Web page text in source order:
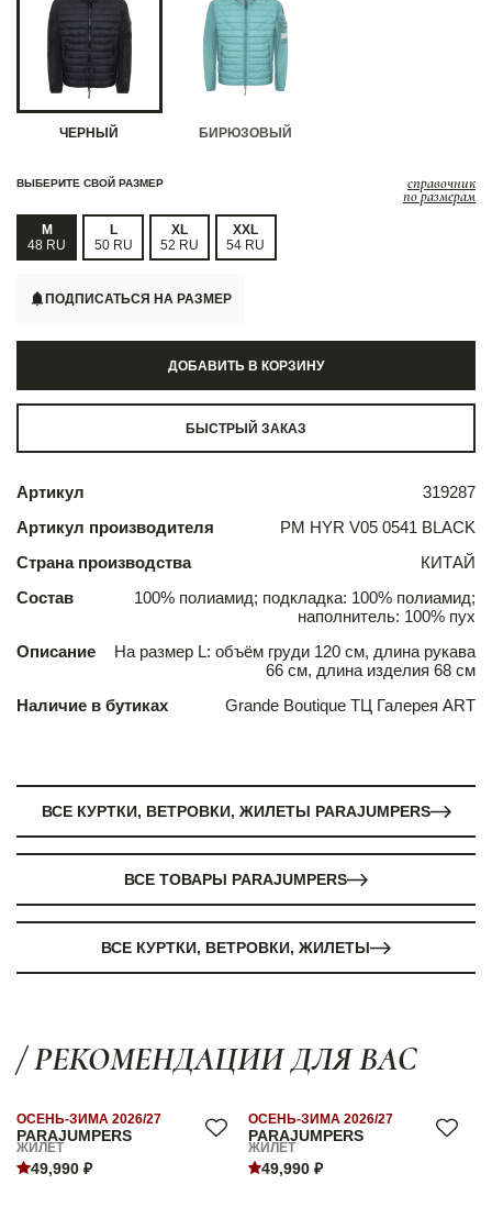
ЧЕРНЫЙ БИРЮЗОВЫЙ
ВЫБЕРИТЕ СВОЙ РАЗМЕР справочник
по размерам
M
48 RU
L
50 RU
XL
52 RU
XXL
54 RU
ПОДПИСАТЬСЯ НА РАЗМЕР
ДОБАВИТЬ В КОРЗИНУ
БЫСТРЫЙ ЗАКАЗ
Артикул
319287
Артикул производителя
PM HYR V05 0541 BLACK
Страна производства
КИТАЙ
Состав
100% полиамид; подкладка: 100% полиамид;
наполнитель: 100% пух
Описание
На размер L: объём груди 120 см, длина рукава
66 см, длина изделия 68 см
Наличие в бутиках
Grande Boutique ТЦ Галерея ART
ВСЕ КУРТКИ, ВЕТРОВКИ, ЖИЛЕТЫ PARAJUMPERS
ВСЕ ТОВАРЫ PARAJUMPERS
ВСЕ КУРТКИ, ВЕТРОВКИ, ЖИЛЕТЫ
/ РЕКОМЕНДАЦИИ ДЛЯ ВАС
PARAJUMPERS
ОСЕНЬ-ЗИМА 2026/27
ЖИЛЕТ
49,990 ₽
PARAJUMPERS
ОСЕНЬ-ЗИМА 2026/27
ЖИЛЕТ
49,990 ₽